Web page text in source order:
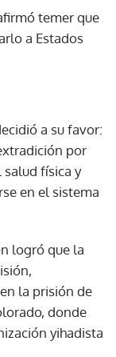
temer que
a Estados
a su favor:
por
física y
en el sistema
logró que la
la prisión de
donde
yihadista